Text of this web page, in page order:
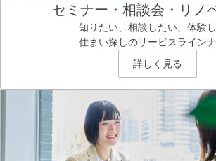
セミナー・相談会・リノ
知りたい、相談したい、体験
住まい探しのサービスライン
詳しく見る